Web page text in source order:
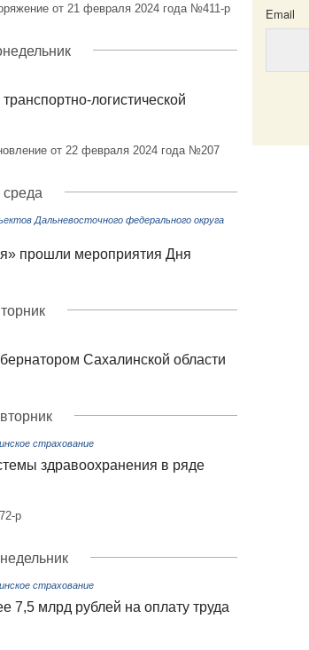
от 21 февраля 2024 года №411-р
логистической
от 22 февраля 2024 года №207
Дальневосточного федерального округа
прошли мероприятия Дня
Сахалинской области
страхование
здравоохранения в ряде
р
страхование
7,5 млрд рублей на оплату труда
Email